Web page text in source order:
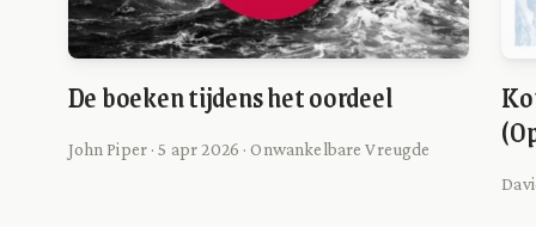
De boeken tijdens het oordeel
John Piper · 5 apr 2026 · Onwankelbare Vreugde